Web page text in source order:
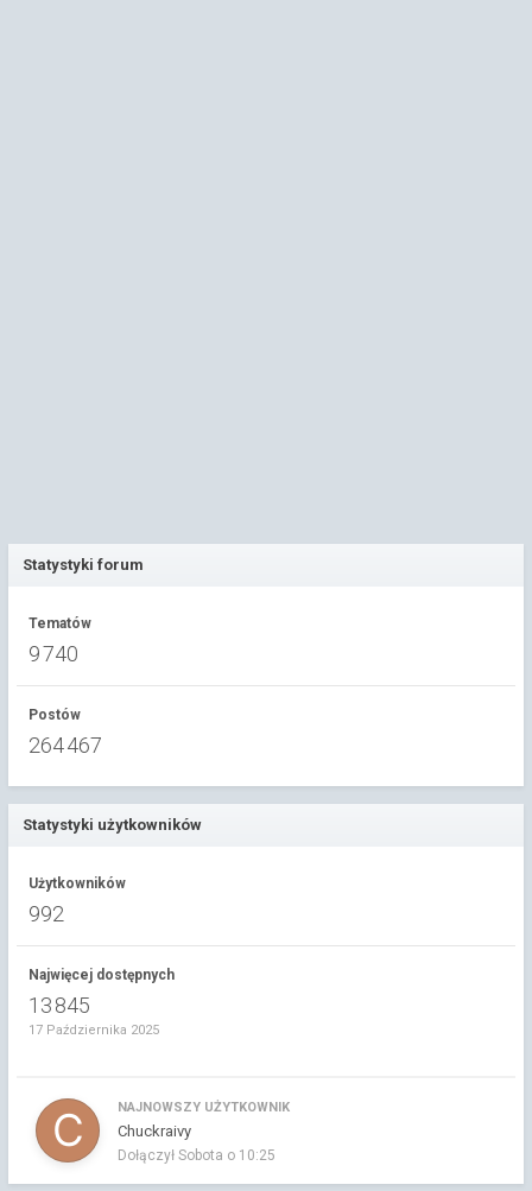
Statystyki forum
Tematów
9 740
Postów
264 467
Statystyki użytkowników
Użytkowników
992
Najwięcej dostępnych
13 845
17 Października 2025
NAJNOWSZY UŻYTKOWNIK
Chuckraivy
Dołączył Sobota o 10:25